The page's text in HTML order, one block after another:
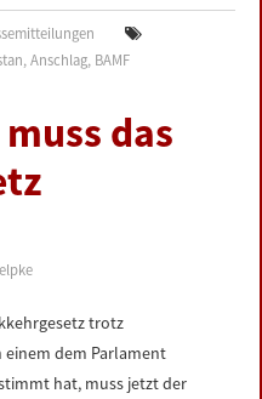
,Anschlag, BAMF
das
trotz
einem dem Parlament
hat, muss jetzt der